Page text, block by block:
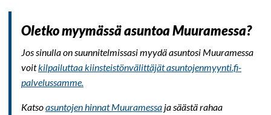
Oletko myymässä asuntoa Muuramessa?
Jos sinulla on suunnitelmissasi myydä asuntosi Muuramessa
voitkilpailuttaa kiinsteistönvälittäjät asuntojenmyynti.fi-
palvelussamme.
Katsoasuntojen hinnat Muuramessa ja säästä rahaa